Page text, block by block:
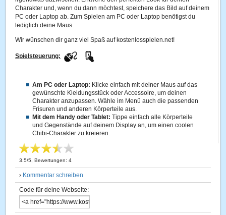
Charakter und, wenn du dann möchtest, speichere das Bild auf deinem
PC oder Laptop ab. Zum Spielen am PC oder Laptop benötigst du
lediglich deine Maus.
Wir wünschen dir ganz viel Spaß auf kostenlosspielen.net!
Spielsteuerung:
Am PC oder Laptop: Klicke einfach mit deiner Maus auf das
gewünschte Kleidungsstück oder Accessoire, um deinen
Charakter anzupassen. Wähle im Menü auch die passenden
Frisuren und anderen Körperteile aus.
Mit dem Handy oder Tablet:Tippe einfach alle Körperteile
und Gegenstände auf deinem Display an, um einen coolen
Chibi-Charakter zu kreieren.
3.5/5 , Bewertungen:4
› Kommentar schreiben
Code für deine Webseite: